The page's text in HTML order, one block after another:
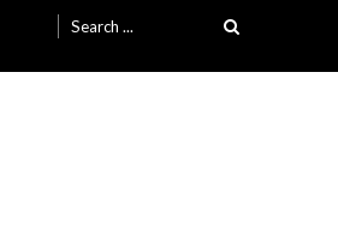
Search for: